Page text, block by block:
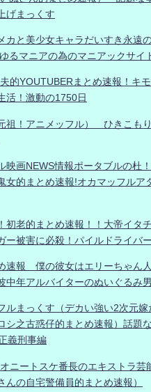
げまっくす
カと美少女キャラだいすき永遠
るマニアの為のマニアックサイ
的YOUTUBERまとめ速報！キ
活！激動の1750日
祖！アニメッフル） ひきこも
映画NEWS情報ポータブルの杜
女的まとめ速報!オカマッフルア
初老的まとめ速報！！大帝イタ
ー被害に必殺！パイルドライバー
速報 僕の彼女はエリーちゃん
中年アルバイターのぬいぐるみ
ルまっくす（デカい強い2次元嫁
シ之古惑仔的まとめ速報）話題
義刑事編
ニートスケ番長のエキストラ芸
んの自宅警備員的まとめ速報）